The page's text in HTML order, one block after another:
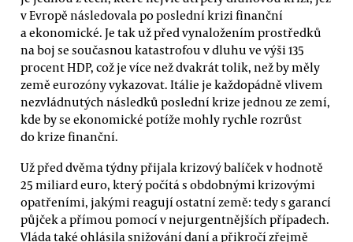
v Evropě následovala po poslední krizi finanční
a ekonomické. Je tak už před vynaložením prostředků
na boj se současnou katastrofou v dluhu ve výši 135
procent HDP, což je více než dvakrát tolik, než by měly
země eurozóny vykazovat. Itálie je každopádně vlivem
nezvládnutých následků poslední krize jednou ze zemí,
kde by se ekonomické potíže mohly rychle rozrůst
do krize finanční.
Už před dvěma týdny přijala krizový balíček v hodnotě
25 miliard euro, který počítá s obdobnými krizovými
opatřeními, jakými reagují ostatní země: tedy s garancí
půjček a přímou pomocí v nejurgentnějších případech.
Vláda také ohlásila snižování daní a přikročí zřejmě